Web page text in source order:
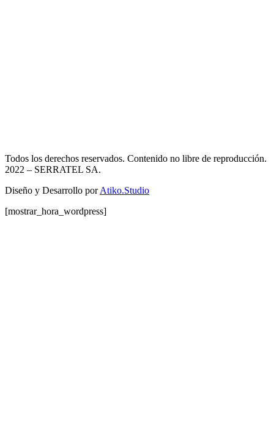
Todos los derechos reservados. Contenido no libre de reproducción.
2022 – SERRATEL SA.
Diseño y Desarrollo porAtiko.Studio
[mostrar_hora_wordpress]